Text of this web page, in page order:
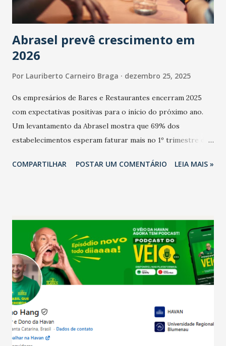
Abrasel prevê crescimento em
2026
Por Lauriberto Carneiro Braga dezembro 25, 2025
Os empresários de Bares e Restaurantes encerram 2025
com expectativas positivas para o início do próximo ano.
Um levantamento da Abrasel mostra que 69% dos
estabelecimentos esperam faturar mais no 1º trimestre de
relação ao último trimestre deste ano, 56% também
confraternizações de fim de ano e pelo pagamento do 13º
Salário para um número maior de trabalhadores, já que o
país tem a menor taxa de desemprego dos anos recentes.
Ainda segundo a Pesquisa, em novembro de 2025, 40% dos
bares e restaurantes operaram com lucro e outros 40%
registraram equilíbrio financeiro. Já o percentual de
estabelecimentos no prejuízo ficou em 19%, pouco abaixo
do observado no mês anterior. Outros 1% não existiam em
novembro. Em relação a outubro, o faturamento também
COMPARTILHAR POSTAR UM COMENTÁRIO LEIA MAIS »